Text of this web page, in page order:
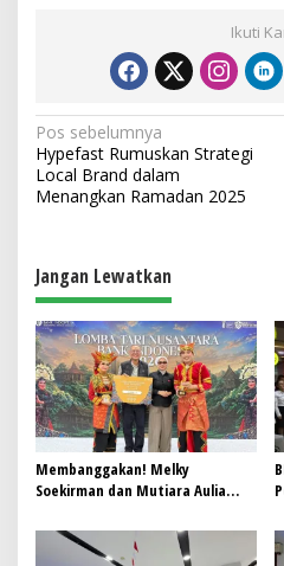
Ikuti
N
a
v
g
a
s
i
p
o
s
Pos sebelumnya
Hypefast Rumuskan Strategi
Local Brand dalam
Menangkan Ramadan 2025
Jangan Lewatkan
Membanggakan! Melky
Soekirman dan Mutiara Aulia
Raih Juara 3 Lomba Tari
Nusantara 2026 Bank Indonesia